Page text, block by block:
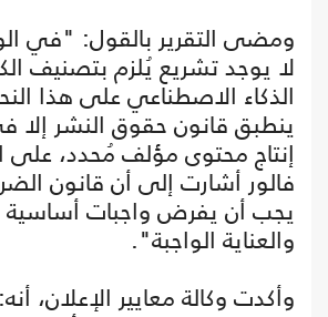
ومضى التقرير بالقول: "في
لا يوجد تشريع يُلزم بتصنيف
الذكاء الاصطناعي على هذا
ينطبق قانون حقوق النشر إلا
إنتاج محتوى مؤلف مُحدد، على
فالور أشارت إلى أن قانون
يجب أن يفرض واجبات أساسية
والعناية الواجبة".
وأكدت وكالة معايير الإعلان،